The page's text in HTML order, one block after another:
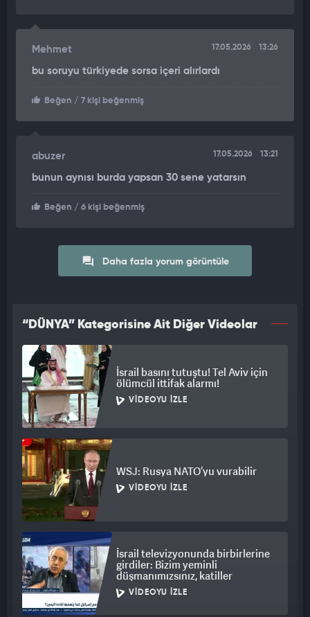
Mehmet 17.05.2026 13:26
bu soruyu türkiyede sorsa içeri alırlardı
Beğen / 7 kişi beğenmiş
abuzer 17.05.2026 13:21
bunun aynısı burda yapsan 30 sene yatarsın
Beğen / 6 kişi beğenmiş
Daha fazla yorum görüntüle
“DÜNYA” Kategorisine Ait Diğer Videolar
İsrail basını tutuştu! Tel Aviv için
ölümcül ittifak alarmı!
VIDEOYU İZLE
WSJ: Rusya NATO’yu vurabilir
VIDEOYU İZLE
İsrail televizyonunda birbirlerine
girdiler: Bizim yeminli
düşmanımızsınız, katiller
VIDEOYU İZLE